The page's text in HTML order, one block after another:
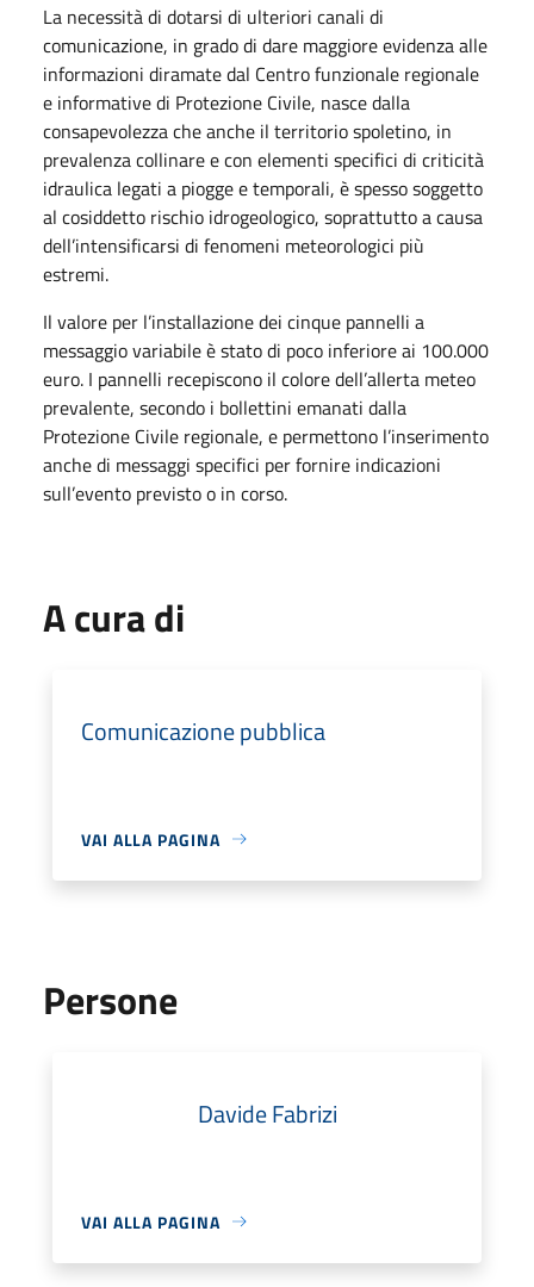
La necessità di dotarsi di ulteriori canali di
comunicazione, in grado di dare maggiore evidenza alle
informazioni diramate dal Centro funzionale regionale
e informative di Protezione Civile, nasce dalla
consapevolezza che anche il territorio spoletino, in
prevalenza collinare e con elementi specifici di criticità
idraulica legati a piogge e temporali, è spesso soggetto
al cosiddetto rischio idrogeologico, soprattutto a causa
dell’intensificarsi di fenomeni meteorologici più
estremi.
Il valore per l’installazione dei cinque pannelli a
messaggio variabile è stato di poco inferiore ai 100.000
euro. I pannelli recepiscono il colore dell’allerta meteo
prevalente, secondo i bollettini emanati dalla
Protezione Civile regionale, e permettono l’inserimento
anche di messaggi specifici per fornire indicazioni
sull’evento previsto o in corso.
A cura di
Comunicazione pubblica
VAI ALLA PAGINA
Persone
Davide Fabrizi
VAI ALLA PAGINA